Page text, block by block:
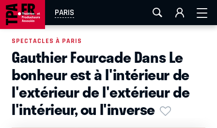
PARIS
AIX-MARSEILLE LA ROCHELLE
EN TOURNÉE
SPECTACLES À PARIS
Gauthier Fourcade Dans Le
bonheur est à l'intérieur de
l'extérieur de l'extérieur de
l'intérieur, ou l'inverse